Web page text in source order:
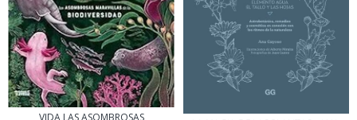
VIDA LAS ASOMBROSAS